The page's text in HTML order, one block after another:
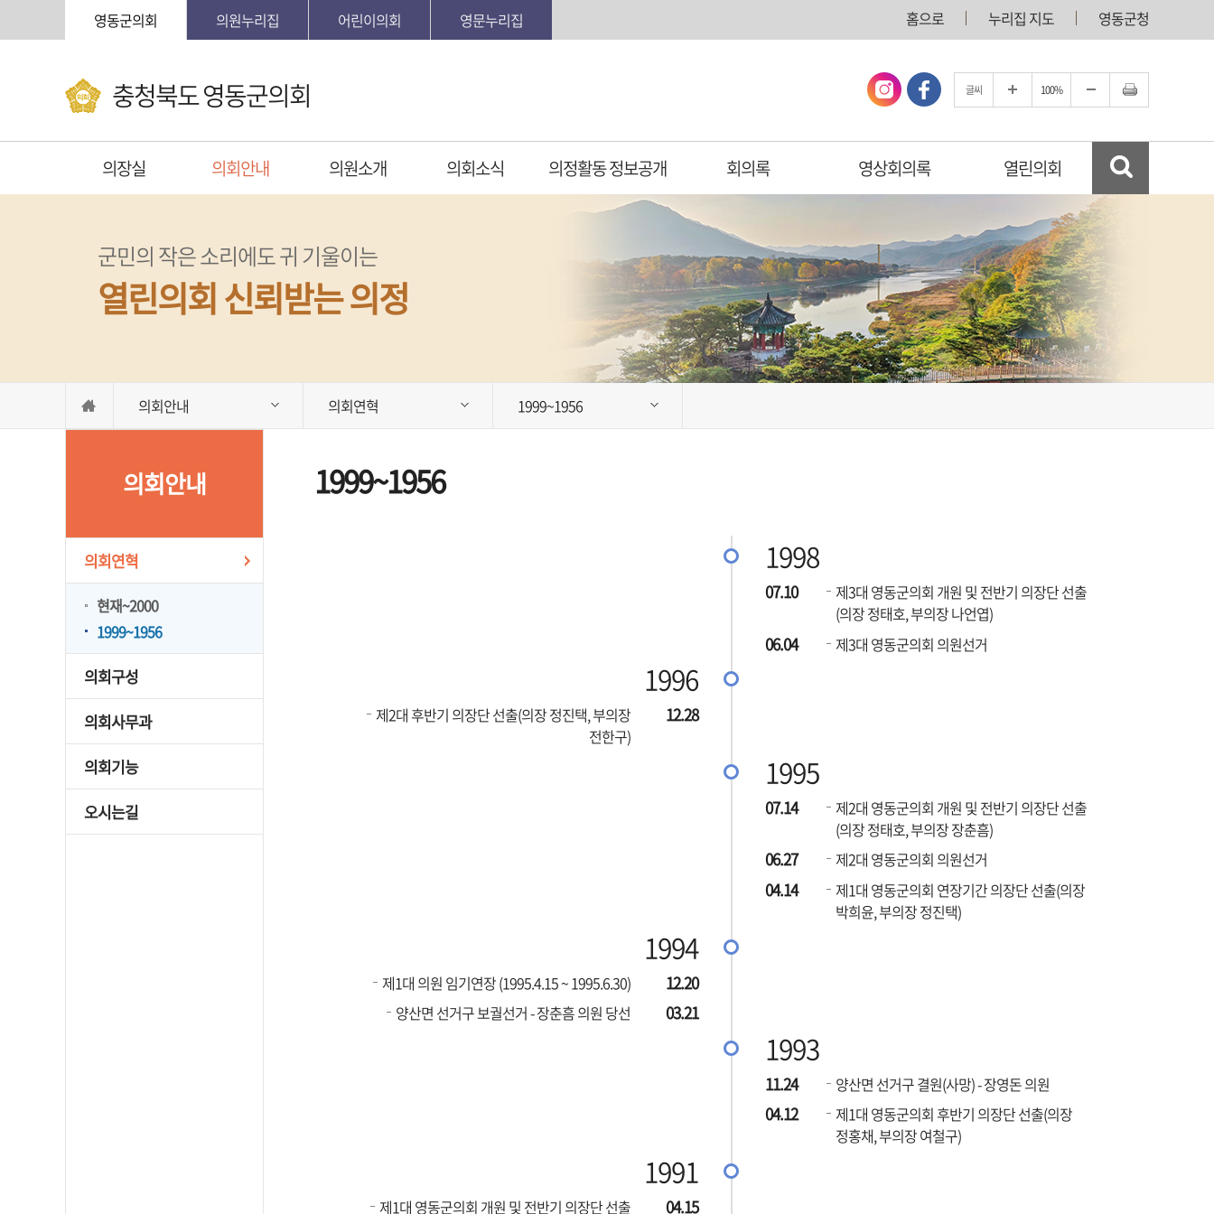
영동군의회 의원누리집 어린이의회 영문누리집 홈으로 누리집 지도 영동군청
충청북도 영동군의회 글씨 100%
의장실 의회안내 의원소개 의회소식 의정활동 정보공개 회의록 영상회의록 열린의회
군민의 작은 소리에도 귀 기울이는
열린의회 신뢰받는 의정
의회안내 의회연혁 1999~1956
의회안내
의회연혁
현재~2000
1999~1956
의회구성
의회사무과
의회기능
오시는길
1999~1956
1998
07.10
제3대 영동군의회 개원 및 전반기 의장단 선출
(의장 정태호, 부의장 나언엽)
06.04 제3대 영동군의회 의원선거
1996
12.28
제2대 후반기 의장단 선출(의장 정진택, 부의장
전한구)
1995
07.14
제2대 영동군의회 개원 및 전반기 의장단 선출
(의장 정태호, 부의장 장춘흠)
06.27 제2대 영동군의회 의원선거
04.14
제1대 영동군의회 연장기간 의장단 선출(의장
박희윤, 부의장 정진택)
1994
12.20
제1대 의원 임기연장 (1995.4.15 ~ 1995.6.30)
03.21
양산면 선거구 보궐선거 - 장춘흠 의원 당선
1993
11.24 양산면 선거구 결원(사망) - 장영돈 의원
04.12
제1대 영동군의회 후반기 의장단 선출(의장
정홍채, 부의장 여철구)
1991
04.15
제1대 영동군의회 개원 및 전반기 의장단 선출